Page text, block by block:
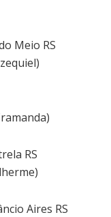
Meio RS
RS
Aires RS